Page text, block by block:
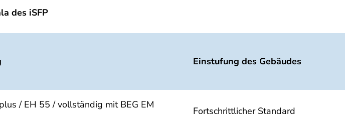
des iSFP
Einstufung des Gebäudes
/ EH 55 / vollständig mit BEG EM
Fortschrittlicher Standard